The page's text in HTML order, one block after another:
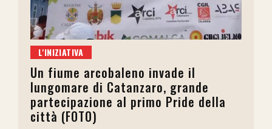
L'INIZIATIVA
Un fiume arcobaleno invade il
lungomare di Catanzaro, grande
partecipazione al primo Pride della
città (FOTO)